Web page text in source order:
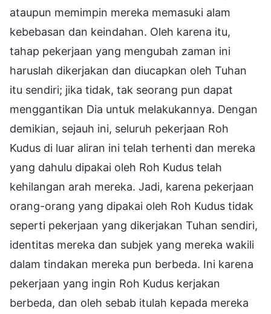
ataupun memimpin mereka memasuki alam
kebebasan dan keindahan. Oleh karena itu,
tahap pekerjaan yang mengubah zaman ini
haruslah dikerjakan dan diucapkan oleh Tuhan
itu sendiri; jika tidak, tak seorang pun dapat
menggantikan Dia untuk melakukannya. Dengan
demikian, sejauh ini, seluruh pekerjaan Roh
Kudus di luar aliran ini telah terhenti dan mereka
yang dahulu dipakai oleh Roh Kudus telah
kehilangan arah mereka. Jadi, karena pekerjaan
orang-orang yang dipakai oleh Roh Kudus tidak
seperti pekerjaan yang dikerjakan Tuhan sendiri,
identitas mereka dan subjek yang mereka wakili
dalam tindakan mereka pun berbeda. Ini karena
pekerjaan yang ingin Roh Kudus kerjakan
berbeda, dan oleh sebab itulah kepada mereka